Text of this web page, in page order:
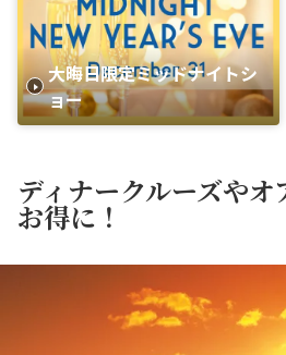
大晦日限定ミッドナイトシ
ョー
ディナークルーズやオ
お得に！